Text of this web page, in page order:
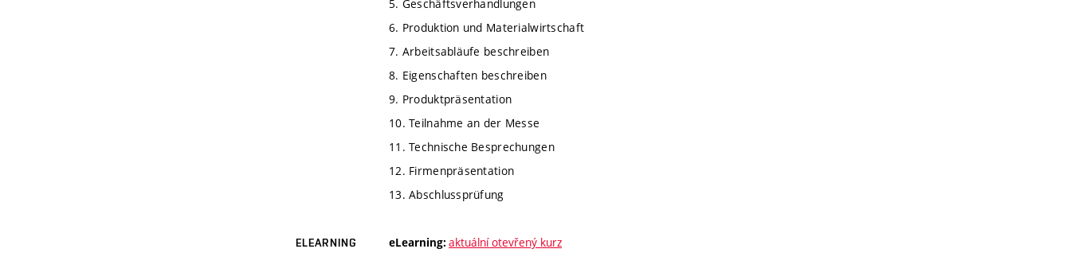
5. Geschäftsverhandlungen
6. Produktion und Materialwirtschaft
7. Arbeitsabläufe beschreiben
8. Eigenschaften beschreiben
9. Produktpräsentation
10. Teilnahme an der Messe
11. Technische Besprechungen
12. Firmenpräsentation
13. Abschlussprüfung
ELEARNING eLearning: aktuální otevřený kurz